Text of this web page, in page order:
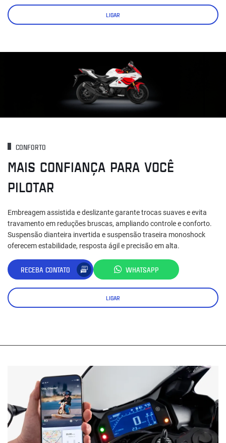
LIGAR
CONFORTO
MAIS CONFIANÇA PARA VOCÊ
PILOTAR
Embreagem assistida e deslizante garante trocas suaves e evita
travamento em reduções bruscas, ampliando controle e conforto.
Suspensão dianteira invertida e suspensão traseira monoshock
oferecem estabilidade, resposta ágil e precisão em alta.
RECEBA CONTATO WHATSAPP
LIGAR